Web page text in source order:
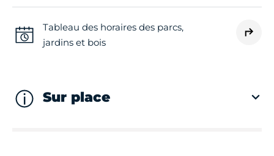
Jeudi
Tableau des horaires des parcs,
jardins et bois
Sur place